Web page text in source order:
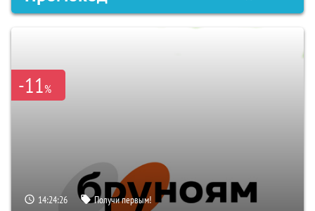
-11%
14:24:25 Получи первым!